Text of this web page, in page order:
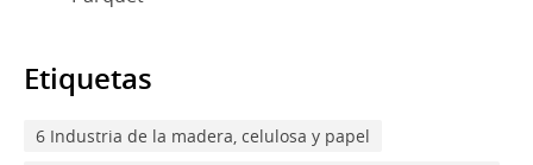
Etiquetas
6 Industria de la madera, celulosa y papel